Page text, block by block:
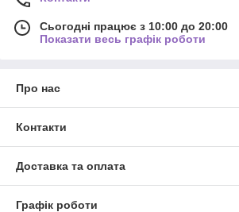
Сьогодні працює з 10:00 до 20:00
Показати весь графік роботи
Про нас
Контакти
Доставка та оплата
Графік роботи